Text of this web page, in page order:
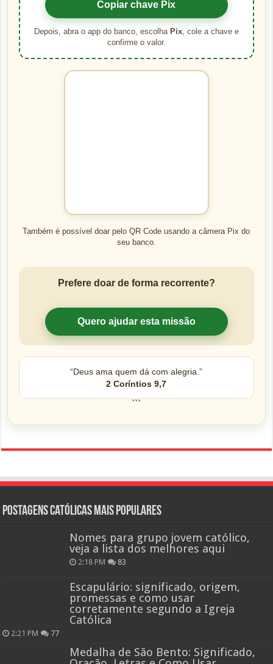
Copiar chave Pix
Depois, abra o app do banco, escolha Pix, cole a chave e
confirme o valor.
Também é possível doar pelo QR Code usando a câmera Pix do
seu banco.
Prefere doar de forma recorrente?
Quero ajudar esta missão
“Deus ama quem dá com alegria.”
2 Coríntios 9,7
```
Postagens católicas mais Populares
Nomes para grupo jovem católico,
veja a lista dos melhores aqui
2:18 PM 83
Escapulário: significado, origem,
promessas e como usar
corretamente segundo a Igreja
Católica
2:21 PM 77
Medalha de São Bento: Significado,